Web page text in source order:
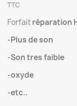
TTC
Forfaitréparation
-Plus de son
-Son tres faible
-oxyde
-etc..